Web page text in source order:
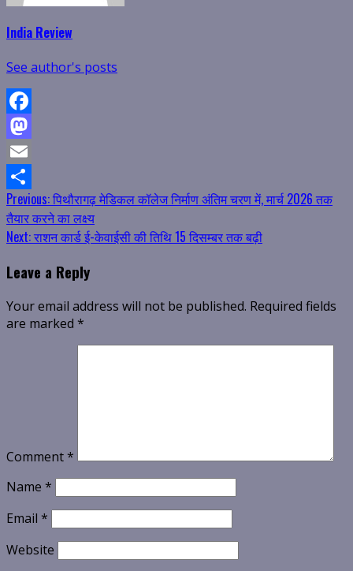
India Review
See author's posts
Facebook
Mastodon
Email
Share
Continue
Reading
Previous:पिथौरागढ़ मेडिकल कॉलेज निर्माण अंतिम चरण में, मार्च 2026 तक
तैयार करने का लक्ष्य
Next:राशन कार्ड ई-केवाईसी की तिथि 15 दिसम्बर तक बढ़ी
Leave a Reply
Your email address will not be published. Required fields
are marked *
Comment*
Name *
Email *
Website